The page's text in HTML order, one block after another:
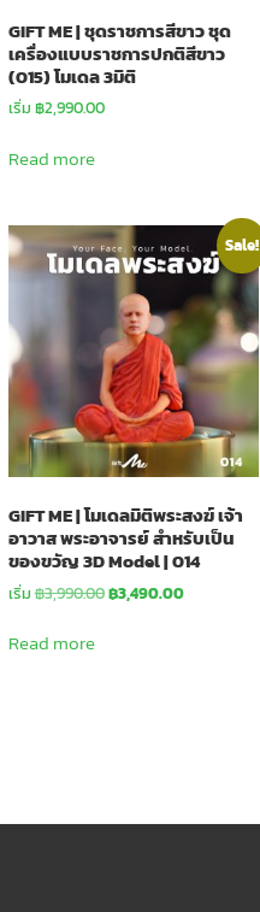
GIFT ME | ชุดราชการสีขาว ชุด
เครื่องแบบราชการปกติสีขาว
(015) โมเดล 3มิติ
เริ่ม ฿2,990.00
Read more
Sale!
GIFT ME | โมเดลมิติพระสงฆ์ เจ้า
อาวาส พระอาจารย์ สำหรับเป็น
ของขวัญ 3D Model | 014
เริ่ม฿3,990.00Original
฿3,490.00Current
Read more